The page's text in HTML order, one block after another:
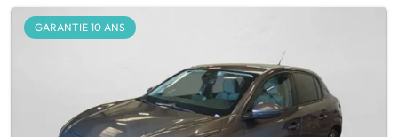
GARANTIE 10 ANS